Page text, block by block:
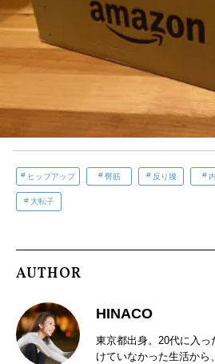
ヒップアップ 臀筋 反り腰
大転子
AUTHOR
HINACO
東京都出身。20代に入
けていなかった生活から